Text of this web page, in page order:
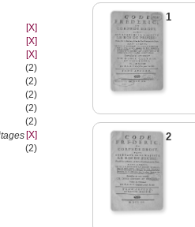
[X]
[X]
[X]
(2)
(2)
(2)
(2)
(2)
[X]
(2)
1
2